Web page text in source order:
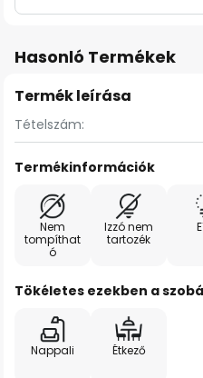
Hasonló Termékek
Termék leírása
Tételszám:
Termékinformációk
Nem
tompíthat
ó
Izzó nem
tartozék
Tökéletes ezekben a
Nappali Étkező